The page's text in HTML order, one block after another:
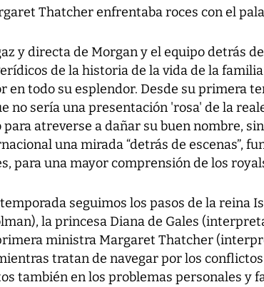
Thatcher enfrentaba roces con el
y directa de Morgan y el equipo detrás
de la historia de la vida de la
en todo su esplendor. Desde su primera
no sería una presentación 'rosa' de la
para atreverse a dañar su buen nombre,
una mirada “detrás de escenas”,
para una mayor comprensión de los
seguimos los pasos de la reina
la princesa Diana de Gales
ministra Margaret Thatcher
tratan de navegar por los
también en los problemas personales y